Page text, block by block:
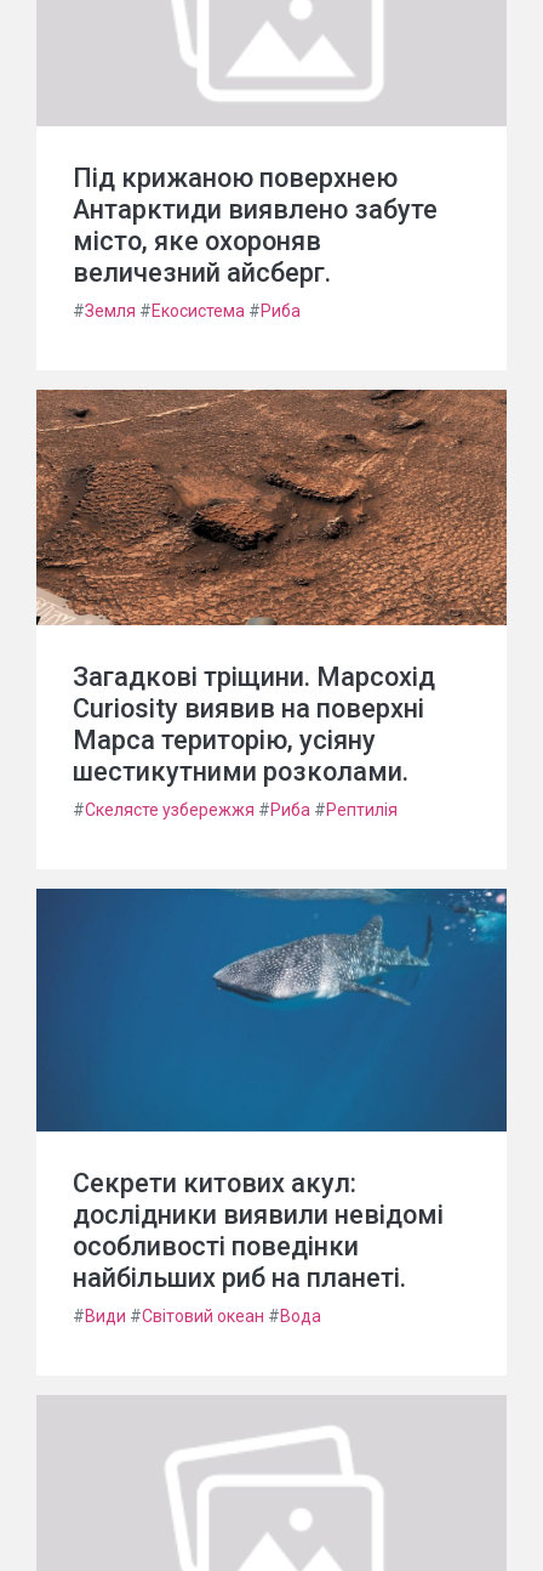
Під крижаною поверхнею
Антарктиди виявлено забуте
місто, яке охороняв
величезний айсберг.
#Земля #Екосистема #Риба
Загадкові тріщини. Марсохід
Curiosity виявив на поверхні
Марса територію, усія­ну
шестикутними розколами.
#Скелясте узбережжя #Риба #Рептилія
Секрети китових акул:
дослідники виявили невідомі
особливості поведінки
найбільших риб на планеті.
#Види #Світовий океан #Вода